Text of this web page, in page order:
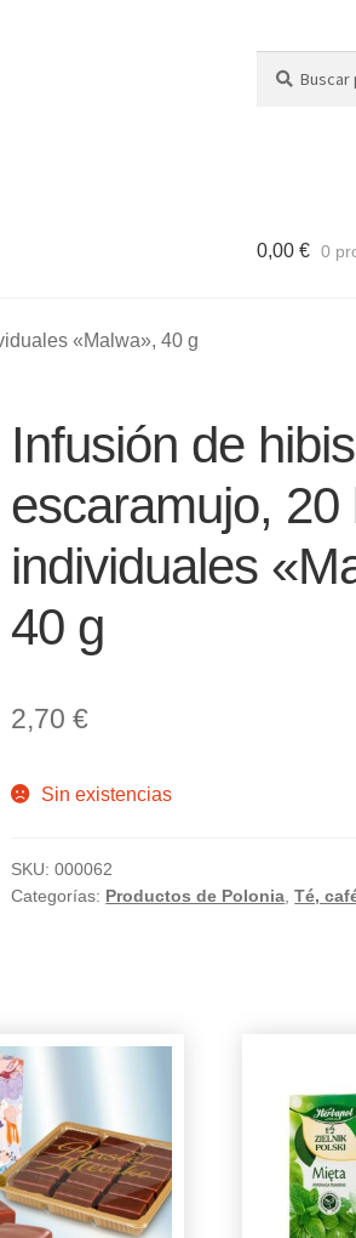
por:
0,00 € 0
«Malwa», 40 g
Infusión de
escaramujo, 20
individuales
40 g
2,70€
Sin existencias
SKU:000062
Categorías: Productos de Polonia ,Té,